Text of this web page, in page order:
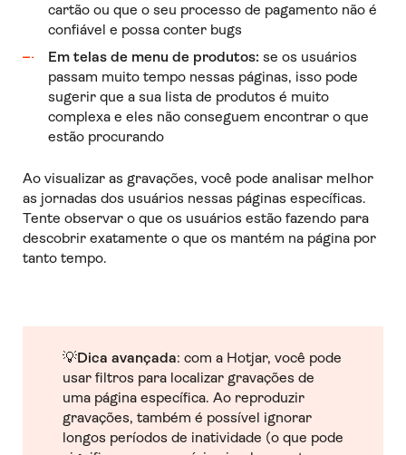
cartão ou que o seu processo de pagamento não é
confiável e possa conter bugs
Em telas de menu de produtos: se os usuários
passam muito tempo nessas páginas, isso pode
sugerir que a sua lista de produtos é muito
complexa e eles não conseguem encontrar o que
estão procurando
Ao visualizar as gravações, você pode analisar melhor
as jornadas dos usuários nessas páginas específicas.
Tente observar o que os usuários estão fazendo para
descobrir exatamente o que os mantém na página por
tanto tempo.
💡Dica avançada: com a Hotjar, você pode
usar filtros para localizar gravações de
uma página específica. Ao reproduzir
gravações, também é possível ignorar
longos períodos de inatividade (o que pode